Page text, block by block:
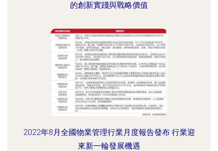
的創新實踐與戰略價值
2022年8月全國物業管理行業月度報告發布 行業迎
來新一輪發展機遇